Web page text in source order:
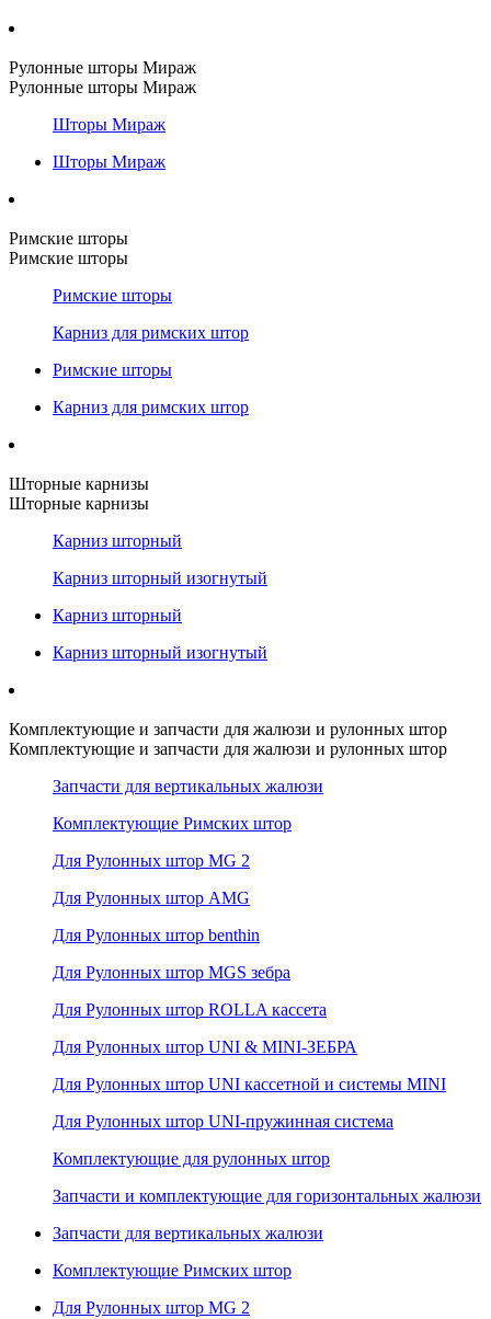
Рулонные шторы Мираж
Рулонные шторы Мираж
Шторы Мираж
Шторы Мираж
Римские шторы
Римские шторы
Римские шторы
Карниз для римских штор
Римские шторы
Карниз для римских штор
Шторные карнизы
Шторные карнизы
Карниз шторный
Карниз шторный изогнутый
Карниз шторный
Карниз шторный изогнутый
Комплектующие и запчасти для жалюзи и рулонных штор
Комплектующие и запчасти для жалюзи и рулонных штор
Запчасти для вертикальных жалюзи
Комплектующие Римских штор
Для Рулонных штор MG 2
Для Рулонных штор AMG
Для Рулонных штор benthin
Для Рулонных штор MGS зебра
Для Рулонных штор ROLLA кассета
Для Рулонных штор UNI & MINI-ЗЕБРА
Для Рулонных штор UNI кассетной и системы MINI
Для Рулонных штор UNI-пружинная система
Комплектующие для рулонных штор
Запчасти и комплектующие для горизонтальных жалюзи
Запчасти для вертикальных жалюзи
Комплектующие Римских штор
Для Рулонных штор MG 2